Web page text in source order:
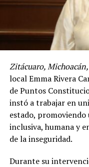
Zitácuaro,
local Emma Rivera
de Puntos
instó a trabajar en
estado,
inclusiva, humana y
de la inseguridad.
Durante su